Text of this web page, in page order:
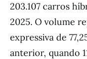
203.107 carros
2025. O volume
expressiva de
anterior, quando